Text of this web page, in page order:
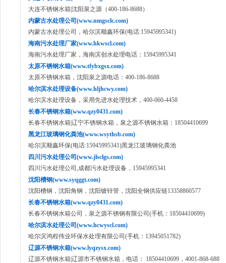
大连不锈钢水箱|沈阳泉之源（400-186-8688）
内蒙古水处理公司(www.nmgsclc.com)
内蒙古水处理公司，哈尔滨顺鑫环保(电话:15945995341)
海南污水处理厂家(www.hkwscl.com)
海南污水处理厂家，海南滨创水处理电话：15945995341
太原不锈钢水箱(www.tfybxgsx.com)
太原不锈钢水箱，沈阳泉之源电话：400-186-8688
哈尔滨水处理设备(www.hljhcwy.com)
哈尔滨水处理设备，采用先进水处理技术，400-060-4458
长春不锈钢水箱(www.qzy0431.com)
长春不锈钢水箱|辽宁不锈钢水箱，泉之源不锈钢水箱：18504410699
黑龙江玻璃钢化粪池(www.wsythsb.com)
哈尔滨顺鑫环保(电话:15945995341)黑龙江玻璃钢化粪池
四川污水处理公司(www.jlsclgs.com)
四川污水处理公司,成都污水处理设备，15945995341
沈阳槽钢(www.syqggt.com)
沈阳槽钢，沈阳角钢，沈阳镀锌管，沈阳全钢供应链13358860577
长春不锈钢水箱(www.qzy0431.com)
长春不锈钢水箱公司，泉之源不锈钢有限公司(手机：18504410699)
哈尔滨水处理公司(www.hcwyscl.com)
哈尔滨鸿程伟业环保水处理有限公司(手机：13945051782)
辽源不锈钢水箱(www.lyqzysx.com)
辽源不锈钢水箱|辽源市不锈钢水箱，电话： 18504410699，4001-868-688